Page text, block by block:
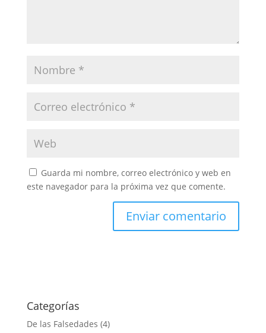
Guarda mi nombre, correo electrónico y web en
este navegador para la próxima vez que comente.
Categorías
De las Falsedades (4)